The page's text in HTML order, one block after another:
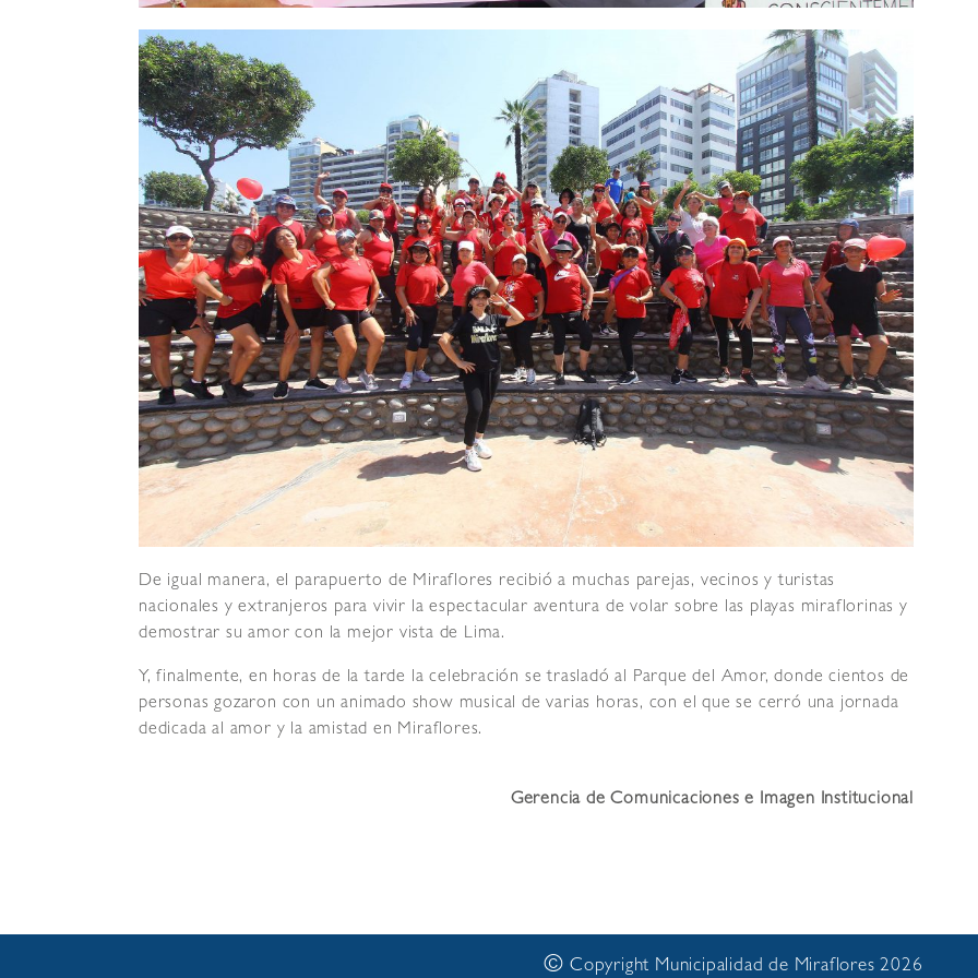
De igual manera, el parapuerto de Miraflores recibió a muchas parejas, vecinos y turistas
nacionales y extranjeros para vivir la espectacular aventura de volar sobre las playas miraflorinas y
demostrar su amor con la mejor vista de Lima.
Y, finalmente, en horas de la tarde la celebración se trasladó al Parque del Amor, donde cientos de
personas gozaron con un animado show musical de varias horas, con el que se cerró una jornada
dedicada al amor y la amistad en Miraflores.
Gerencia de Comunicaciones e Imagen Institucional
© Copyright Municipalidad de Miraflores 2026